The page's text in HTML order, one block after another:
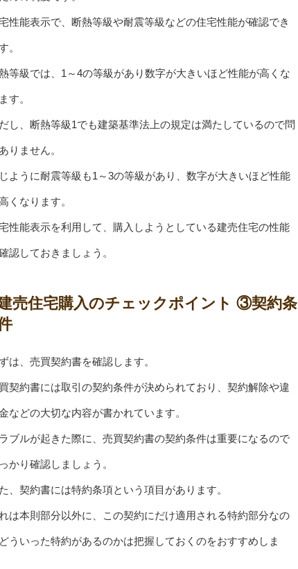
性能表示で、断熱等級や耐震等級などの住宅性能が確認でき
。
等級では、1～4の等級があり数字が大きいほど性能が高くな
す。
し、断熱等級1でも建築基準法上の規定は満たしているので問
りません。
ように耐震等級も1～3の等級があり、数字が大きいほど性能
くなります。
性能表示を利用して、購入しようとしている建売住宅の性能
認しておきましょう。
売住宅購入のチェックポイント ③契約条
は、売買契約書を確認します。
契約書には取引の契約条件が決められており、契約解除や違
などの大切な内容が書かれています。
ラブルが起きた際に、売買契約書の契約条件は重要になるので
かり確認しましょう。
、契約書には特約条項という項目があります。
は本則部分以外に、この契約にだけ適用される特約部分なの
ういった特約があるのかは把握しておくのをおすすめしま